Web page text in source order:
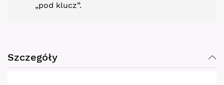
„pod klucz”.
Szczegóły